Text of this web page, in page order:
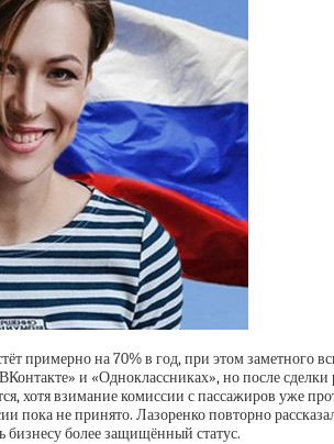
примерно на 70% в год, при этом заметного
и «Одноклассниках», но после
хотя взимание комиссии с пассажиров уже
пока не принято. Лазоренко повторно
бизнесу более защищённый статус.